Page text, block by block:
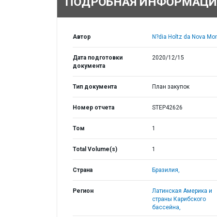
Автор N?dia Holtz da Nova
Дата подготовки
документа
2020/12/15
Тип документа План закупок
Номер отчета STEP42626
Том 1
Total Volume(s) 1
Страна Бразилия,
Регион
Латинская Америка и
страны Карибского
бассейна,